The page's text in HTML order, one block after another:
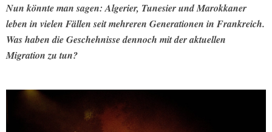
Nun könnte man sagen: Algerier, Tunesier und Marokkaner
leben in vielen Fällen seit mehreren Generationen in Frankreich.
Was haben die Geschehnisse dennoch mit der aktuellen
Migration zu tun?